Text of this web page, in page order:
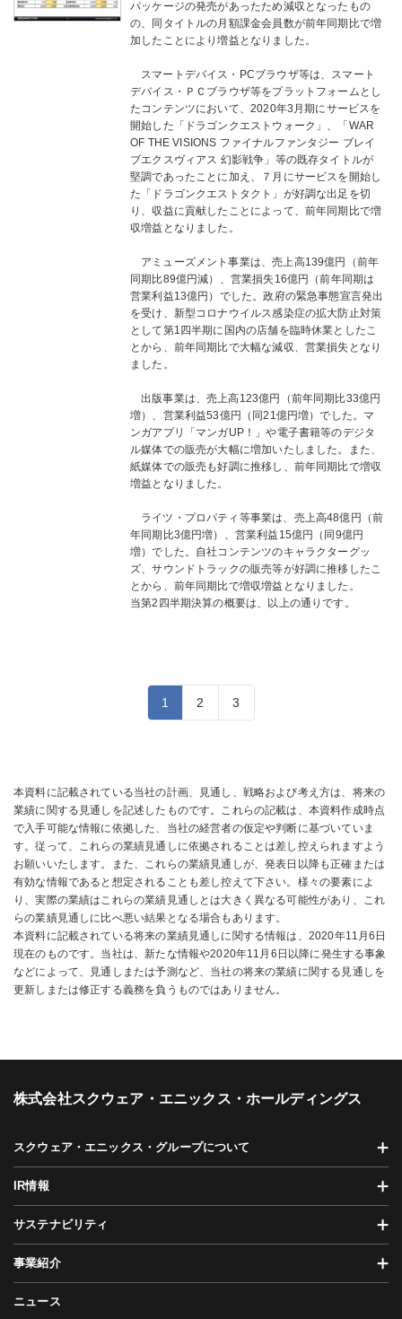
パッケージの発売があったため減収となったもの
の、同タイトルの月額課金会員数が前年同期比で増
加したことにより増益となりました。
スマートデバイス・PCブラウザ等は、スマート
デバイス・ＰＣブラウザ等をプラットフォームとし
たコンテンツにおいて、2020年3月期にサービスを
開始した「ドラゴンクエストウォーク」、「WAR
OF THE VISIONS ファイナルファンタジー ブレイ
ブエクスヴィアス 幻影戦争」等の既存タイトルが
堅調であったことに加え、７月にサービスを開始し
た「ドラゴンクエストタクト」が好調な出足を切
り、収益に貢献したことによって、前年同期比で増
収増益となりました。
アミューズメント事業は、売上高139億円（前年
同期比89億円減）、営業損失16億円（前年同期は
営業利益13億円）でした。政府の緊急事態宣言発出
を受け、新型コロナウイルス感染症の拡大防止対策
として第1四半期に国内の店舗を臨時休業としたこ
とから、前年同期比で大幅な減収、営業損失となり
ました。
出版事業は、売上高123億円（前年同期比33億円
増）、営業利益53億円（同21億円増）でした。マ
ンガアプリ「マンガUP！」や電子書籍等のデジタ
ル媒体での販売が大幅に増加いたしました。また、
紙媒体での販売も好調に推移し、前年同期比で増収
増益となりました。
ライツ・プロパティ等事業は、売上高48億円（前
年同期比3億円増）、営業利益15億円（同9億円
増）でした。自社コンテンツのキャラクターグッ
ズ、サウンドトラックの販売等が好調に推移したこ
とから、前年同期比で増収増益となりました。
当第2四半期決算の概要は、以上の通りです。
1 2 3
本資料に記載されている当社の計画、見通し、戦略および考え方は、将来の
業績に関する見通しを記述したものです。これらの記載は、本資料作成時点
で入手可能な情報に依拠した、当社の経営者の仮定や判断に基づいていま
す。従って、これらの業績見通しに依拠されることは差し控えられますよう
お願いいたします。また、これらの業績見通しが、発表日以降も正確または
有効な情報であると想定されることも差し控えて下さい。様々の要素によ
り、実際の業績はこれらの業績見通しとは大きく異なる可能性があり、これ
らの業績見通しに比べ悪い結果となる場合もあります。
本資料に記載されている将来の業績見通しに関する情報は、2020年11月6日
現在のものです。当社は、新たな情報や2020年11月6日以降に発生する事象
などによって、見通しまたは予測など、当社の将来の業績に関する見通しを
更新しまたは修正する義務を負うものではありません。
株式会社スクウェア・エニックス・ホールディングス
スクウェア・エニックス・グループについて
IR情報
サステナビリティ
事業紹介
ニュース